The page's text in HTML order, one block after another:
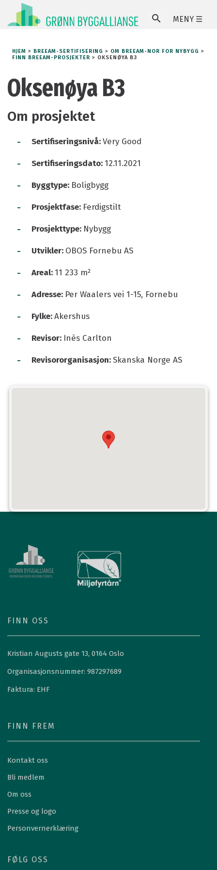
MENY ☰
HJEM > BREEAM-SERTIFISERING > OM BREEAM-NOR FOR NYBYGG >
FINN BREEAM-PROSJEKTER > OKSENØYA B3
Oksenøya B3
Om prosjektet
- Sertifiseringsnivå:Very Good
- Sertifiseringsdato:12.11.2021
- Byggtype: Boligbygg
- Prosjektfase: Ferdigstilt
- Prosjekttype: Nybygg
- Utvikler: OBOS Fornebu AS
- Areal:11 233 m²
- Adresse: Per Waalers vei 1-15, Fornebu
- Fylke:Akershus
- Revisor: Inès Carlton
- Revisororganisasjon:Skanska Norge AS
FINN OSS
Kristian Augusts gate 13, 0164 Oslo
Organisasjonsnummer: 987297689
Faktura: EHF
FINN FREM
Kontakt oss
Bli medlem
Om oss
Presse og logo
Personvernerklæring
FØLG OSS